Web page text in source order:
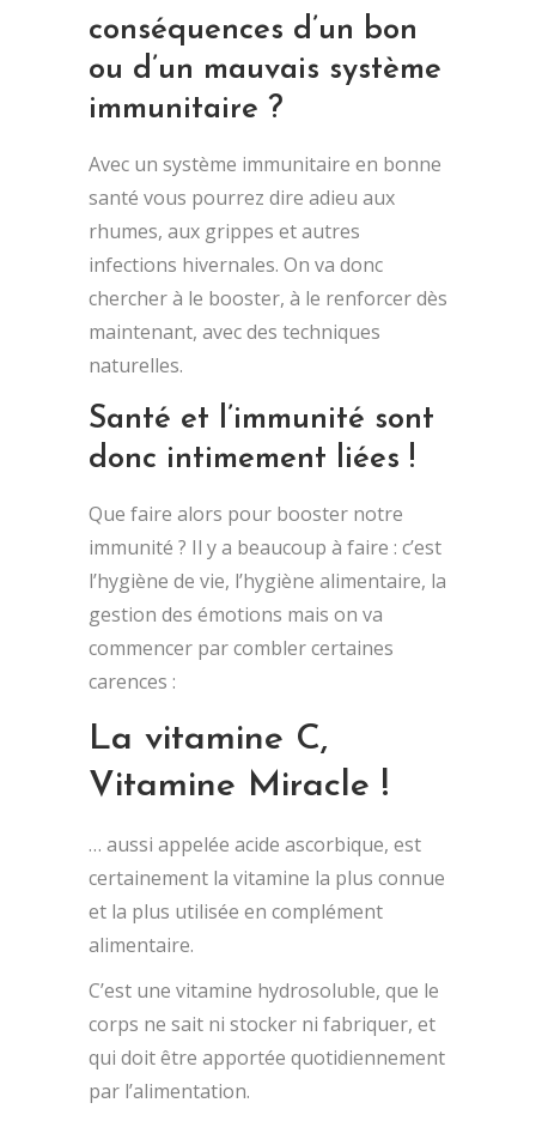
conséquences d’un bon
ou d’un mauvais système
immunitaire ?
Avec un système immunitaire en bonne
santé vous pourrez dire adieu aux
rhumes, aux grippes et autres
infections hivernales. On va donc
chercher à le booster, à le renforcer dès
maintenant, avec des techniques
naturelles.
Santé et l’immunité sont
donc intimement liées !
Que faire alors pour booster notre
immunité ? Il y a beaucoup à faire : c’est
l’hygiène de vie, l’hygiène alimentaire, la
gestion des émotions mais on va
commencer par combler certaines
carences :
La vitamine C,
Vitamine Miracle !
… aussi appelée acide ascorbique, est
certainement la vitamine la plus connue
et la plus utilisée en complément
alimentaire.
C’est une vitamine hydrosoluble, que le
corps ne sait ni stocker ni fabriquer, et
qui doit être apportée quotidiennement
par l’alimentation.